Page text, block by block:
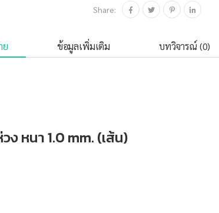
Share:
ย ข้อมูลเพิ่มเติม บทวิจารณ์ (0)
หนา 1.0 mm. (เส้น)